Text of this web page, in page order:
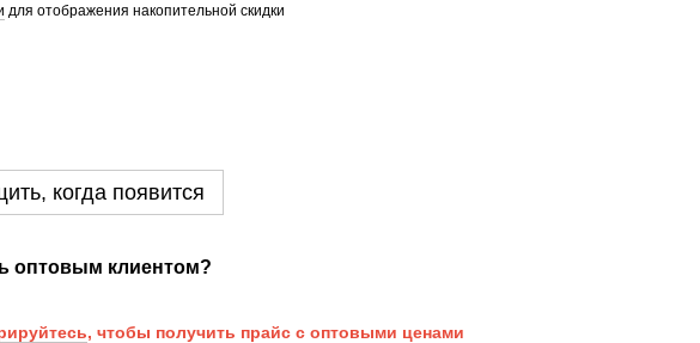
для отображения накопительной скидки
когда появится
оптовым клиентом?
, чтобы получить прайс с оптовыми ценами